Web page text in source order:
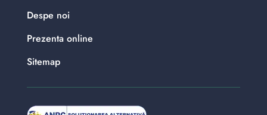
Despe noi
Prezenta online
Sitemap